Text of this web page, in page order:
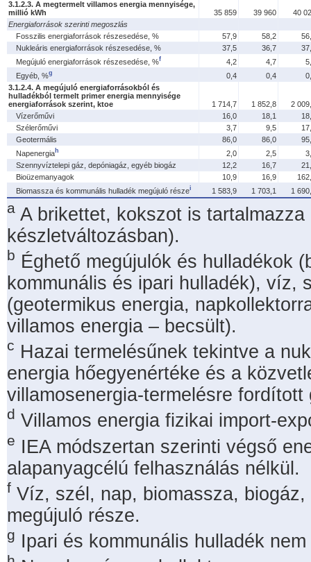
3.1.2.3. A megtermelt villamos energia mennyisége,
millió kWh
35 859 39 960
40
Energiaforrások szerinti megoszlás
Fosszilis energiaforrások részesedése, %
57,9 58,2
Nukleáris energiaforrások részesedése, %
37,5 36,7
Megújuló energiaforrások részesedése, %f 4,2 4,7
Egyéb, %g 0,4 0,4
3.1.2.4. A megújuló energiaforrásokból és
hulladékból termelt primer energia mennyisége
energiaforrások szerint, ktoe
1 714,7 1 852,8
2
Vízerőművi
16,0 18,1
Szélerőművi
3,7 9,5
Geotermális
86,0 86,0
Napenergia h 2,0 2,5
Szennyvíztelepi gáz, depóniagáz, egyéb biogáz
12,2 16,7
Bioüzemanyagok
10,9 16,9
Biomassza és kommunális hulladék megújuló részei 1 583,9 1 703,1 1
a A brikettet, kokszot is
készletváltozásban).
b Éghető megújulók és hulladékok
kommunális és ipari hulladék), víz,
(geotermikus energia,
villamos energia – becsült).
c Hazai termelésűnek tekintve a
energia hőegyenértéke és a
villamosenergia-termelésre fordított
d Villamos energia fizikai import-
e IEA módszertan szerinti végső
alapanyagcélú felhasználás nélkül.
f Víz, szél, nap, biomassza,
megújuló része.
g Ipari és kommunális hulladék